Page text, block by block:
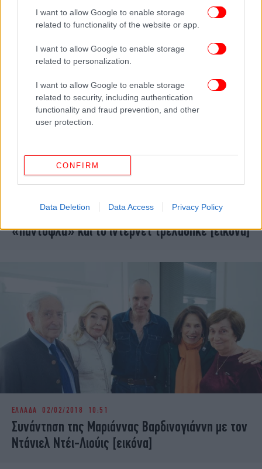
I want to allow Google to enable storage
related to functionality of the website or app.
I want to allow Google to enable storage
related to personalization.
I want to allow Google to enable storage
related to security, including authentication
functionality and fraud prevention, and other
user protection.
CONFIRM
Data Deletion Data Access Privacy Policy
Κλωστη»
Ο Ντάνιελ Ντέι Λιούις κυκλοφορεί με κινητό
«παντόφλα» και το ίντερνετ τρελάθηκε [εικόνα]
ΕΛΛΑΔΑ 02/02/2018 10:51
Συνάντηση της Μαριάννας Βαρδινογιάννη με τον
Ντάνιελ Ντέι-Λιούις [εικόνα]